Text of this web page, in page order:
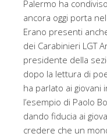
Palermo ha
ancora oggi porta
Erano presenti
dei Carabinieri LGT
presidente della
dopo la lettura di
ha parlato ai giovani
l’esempio di Paolo
dando fiducia ai
credere che un